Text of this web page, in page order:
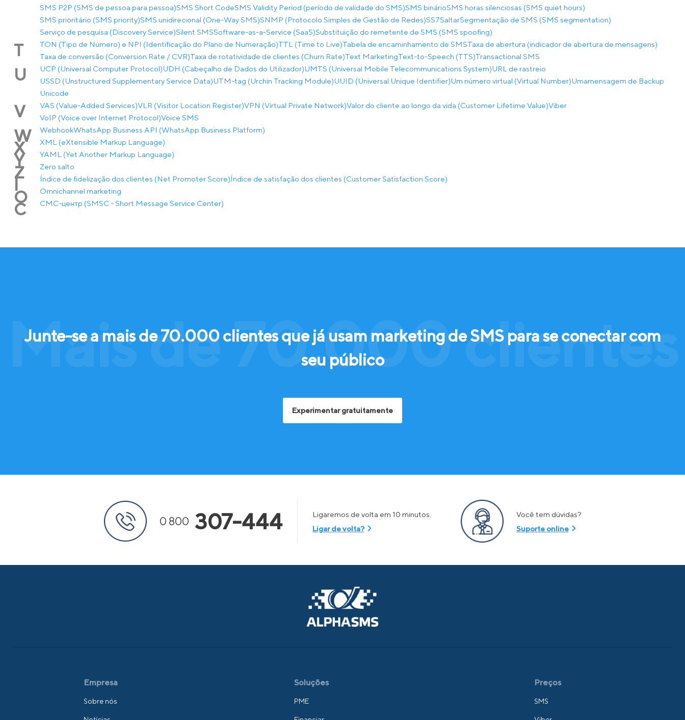
SMS P2P (SMS de pessoa para pessoa)SMS Short CodeSMS Validity Period (período de validade do SMS)SMS binárioSMS horas silenciosas (SMS quiet hours)
SMS prioritário (SMS priority)SMS unidirecional (One-Way SMS)SNMP (Protocolo Simples de Gestão de Redes)SS7SaltarSegmentação de SMS (SMS segmentation)
Serviço de pesquisa (Discovery Service)Silent SMSSoftware-as-a-Service (SaaS)Substituição do remetente de SMS (SMS spoofing)
T TON (Tipo de Número) e NPI (Identificação do Plano de Numeração)TTL (Time to Live)Tabela de encaminhamento de SMSTaxa de abertura (indicador de abertura de mensagens)
Taxa de conversão (Conversion Rate / CVR)Taxa de rotatividade de clientes (Churn Rate)Text MarketingText-to-Speech (TTS)Transactional SMS
U UCP (Universal Computer Protocol)UDH (Cabeçalho de Dados do Utilizador)UMTS (Universal Mobile Telecommunications System)URL de rastreio
USSD (Unstructured Supplementary Service Data)UTM-tag (Urchin Tracking Module)UUID (Universal Unique Identifier)Um número virtual (Virtual Number)Umamensagem de Backup
Unicode
V VAS (Value-Added Services)VLR (Visitor Location Register)VPN (Virtual Private Network)Valor do cliente ao longo da vida (Customer Lifetime Value)Viber
VoIP (Voice over Internet Protocol)Voice SMS
W WebhookWhatsApp Business API (WhatsApp Business Platform)
X XML (eXtensible Markup Language)
Y YAML (Yet Another Markup Language)
Z Zero salto
Í Índice de fidelização dos clientes (Net Promoter Score)Índice de satisfação dos clientes (Customer Satisfaction Score)
О Оmnichannel marketing
С СМС-центр (SMSC - Short Message Service Center)
Mais de 70.000 clientes
Junte-se a mais de 70.000 clientes que já usam marketing de SMS para se conectar com
seu público
Experimentar gratuitamente
0 800 307-444
Ligaremos de volta em 10 minutos.
Ligar de volta?
Você tem dúvidas?
Suporte online
Empresa
Sobre nós
Soluções
PME
Preços
SMS